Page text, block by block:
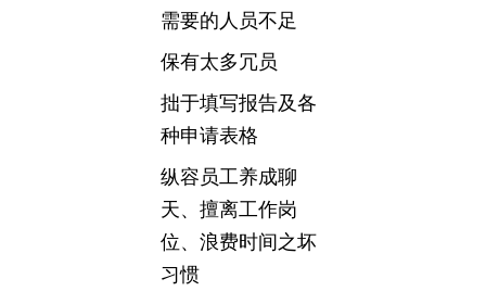
需要的人员不足
保有太多冗员
拙于填写报告及各
种申请表格
纵容员工养成聊
天、擅离工作岗
位、浪费时间之坏
习惯